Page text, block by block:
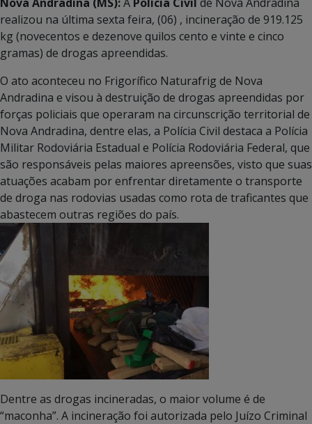
realizou na última sexta feira, (06) , incineração de 919.125
kg (novecentos e dezenove quilos cento e vinte e cinco
gramas) de drogas apreendidas.
O ato aconteceu no Frigorífico Naturafrig de Nova
Andradina e visou à destruição de drogas apreendidas por
forças policiais que operaram na circunscrição territorial de
Nova Andradina, dentre elas, a Polícia Civil destaca a Polícia
Militar Rodoviária Estadual e Polícia Rodoviária Federal, que
são responsáveis pelas maiores apreensões, visto que suas
atuações acabam por enfrentar diretamente o transporte
de droga nas rodovias usadas como rota de traficantes que
abastecem outras regiões do país.
Dentre as drogas incineradas, o maior volume é de
“maconha”. A incineração foi autorizada pelo Juízo Criminal